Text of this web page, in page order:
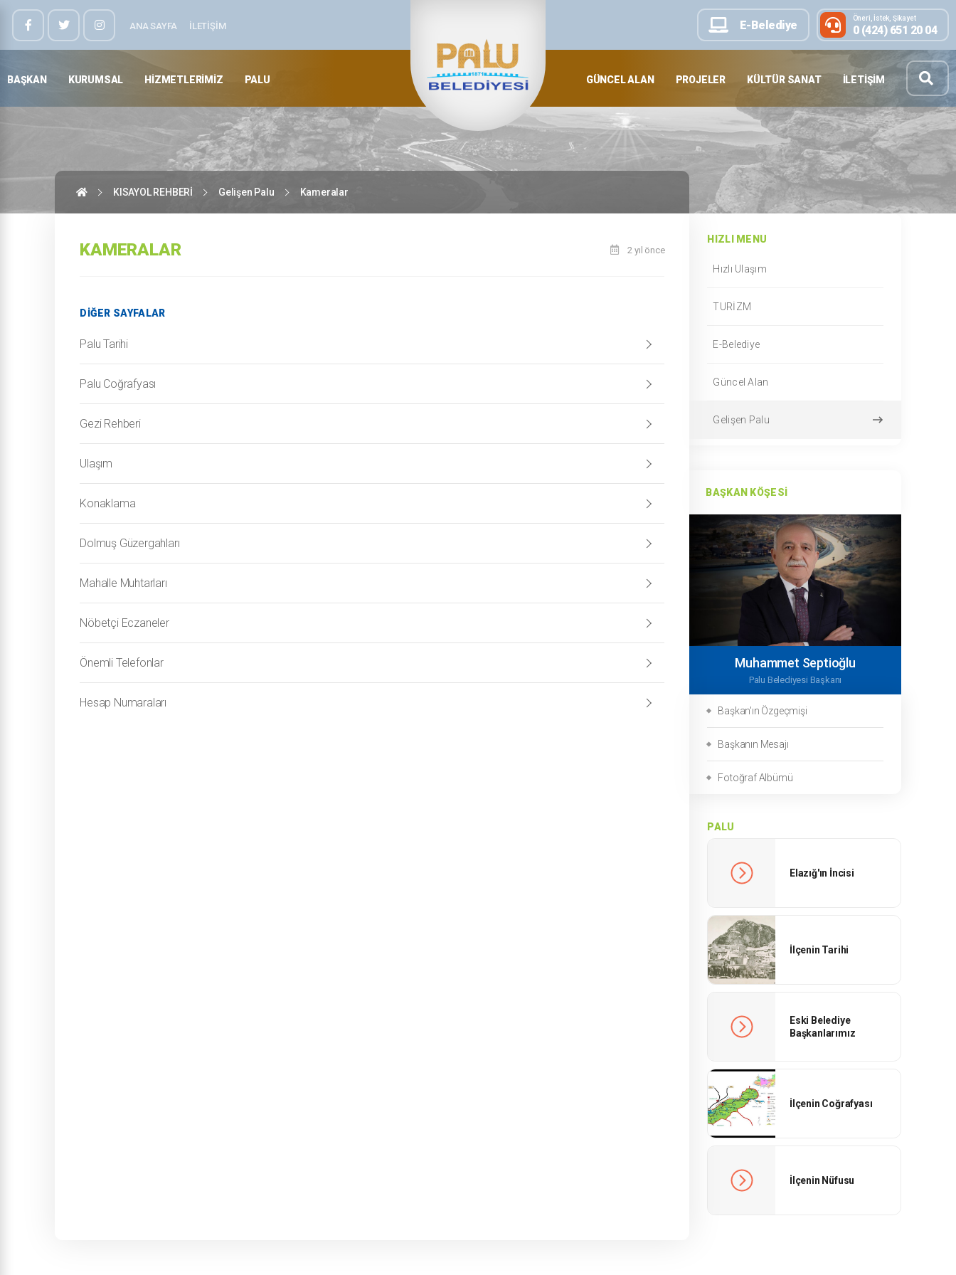
ANA SAYFA İLETIŞIM E-Belediye
Öneri, İstek, Şikayet
0 (424) 651 20 04
BAŞKAN KURUMSAL HIZMETLERIMIZ PALU GÜNCEL ALAN PROJELER KÜLTÜR SANAT İLETIŞIM
KISAYOL REHBERİ Gelişen Palu Kameralar
KAMERALAR 2 yıl önce
DIĞER SAYFALAR
Palu Tarihi
Palu Coğrafyası
Gezi Rehberi
Ulaşım
Konaklama
Dolmuş Güzergahları
Mahalle Muhtarları
Nöbetçi Eczaneler
Önemli Telefonlar
Hesap Numaraları
HIZLI MENU
Hızlı Ulaşım
TURİZM
E-Belediye
Güncel Alan
Gelişen Palu
BAŞKAN KÖŞESI
Muhammet Septioğlu
Palu Belediyesi Başkanı
Başkan'ın Özgeçmişi
Başkanın Mesajı
Fotoğraf Albümü
PALU
Elazığ'ın İncisi
İlçenin Tarihi
Eski Belediye
Başkanlarımız
İlçenin Coğrafyası
İlçenin Nüfusu